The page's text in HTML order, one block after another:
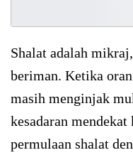
Shalat adalah
beriman. Ketika
masih menginjak
kesadaran
permulaan shalat